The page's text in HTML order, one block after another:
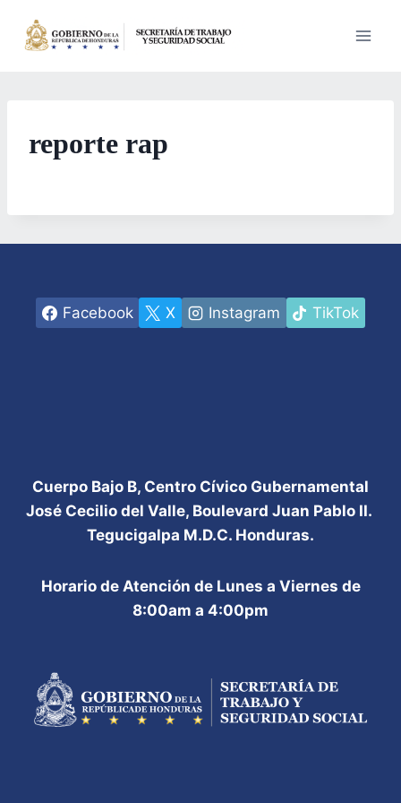
reporte rap
Facebook X Instagram TikTok
Cuerpo Bajo B, Centro Cívico Gubernamental
José Cecilio del Valle, Boulevard Juan Pablo II.
Tegucigalpa M.D.C. Honduras.
Horario de Atención de Lunes a Viernes de
8:00am a 4:00pm